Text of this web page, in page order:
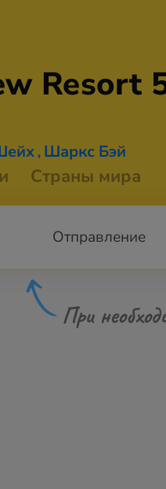
Resort
, Шаркс Бэй
Страны мира
Отправление
При